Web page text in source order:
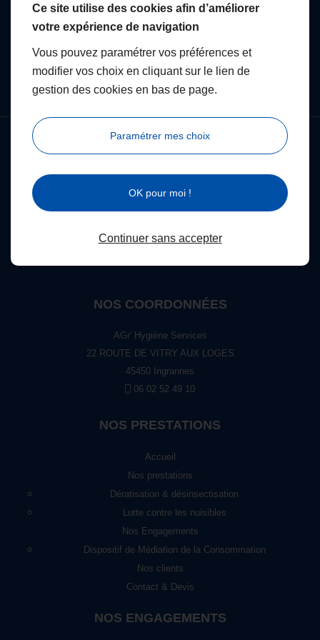
contactez-nous
NOS COORDONNÉES
AGr' Hygiène Services
22 ROUTE DE VITRY AUX LOGES
45450 Ingrannes
06 02 52 49 10
NOS PRESTATIONS
Accueil
Nos prestations
Dératisation & désinsectisation
Lutte contre les nuisibles
Nos Engagements
Dispositif de Médiation de la Consommation
Nos clients
Contact & Devis
NOS ENGAGEMENTS
Ce site utilise des cookies afin d’améliorer
votre expérience de navigation
Vous pouvez paramétrer vos préférences et
modifier vos choix en cliquant sur le lien de
gestion des cookies en bas de page.
Paramétrer mes choix
OK pour moi !
Continuer sans accepter